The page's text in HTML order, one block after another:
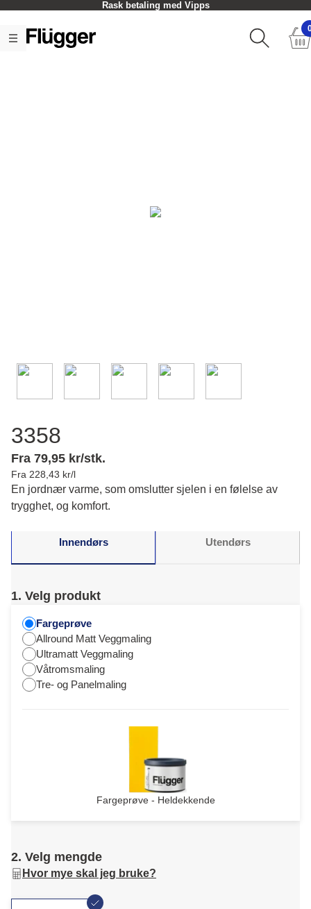
Rask betaling med Vipps
3358
Fra 79,95 kr/stk.
Fra 228,43 kr/l
En jordnær varme, som omslutter sjelen i en følelse av
trygghet, og komfort.
Innendørs Utendørs
1. Velg produkt
Fargeprøve
Allround Matt Veggmaling
Ultramatt Veggmaling
Våtromsmaling
Tre- og Panelmaling
Fargeprøve - Heldekkende
2. Velg mengde
Hvor mye skal jeg bruke?